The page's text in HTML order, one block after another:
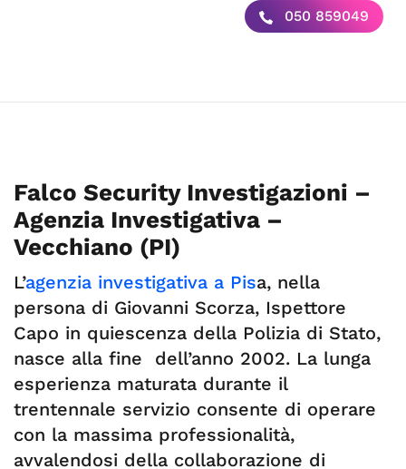
050 859049
Falco Security Investigazioni –
Agenzia Investigativa –
Vecchiano (PI)
L’agenzia investigativa a Pisa, nella
persona di Giovanni Scorza, Ispettore
Capo in quiescenza della Polizia di Stato,
nasce alla fine dell’anno 2002. La lunga
esperienza maturata durante il
trentennale servizio consente di operare
con la massima professionalità,
avvalendosi della collaborazione di